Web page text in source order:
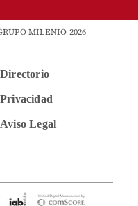
MILENIO 2026
Directorio
Privacidad
Aviso Legal